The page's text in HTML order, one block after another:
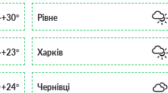
+30° Рівне
+23° Харків
+24° Чернівці